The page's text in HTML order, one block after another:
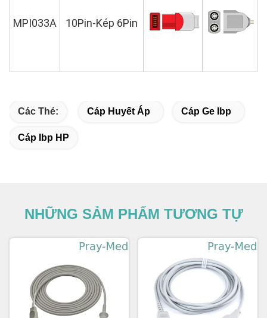
MPI033A 10Pin-Kép 6Pin
Các Thẻ: Cáp Huyết Áp Cáp Ge Ibp
Cáp Ibp HP
NHỮNG SẢM PHẨM TƯƠNG TỰ